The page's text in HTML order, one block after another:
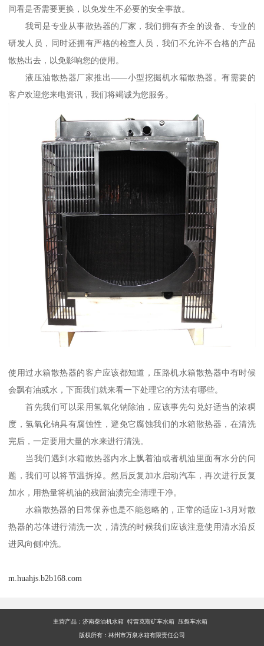
间看是否需要更换，以免发生不必要的安全事故。
我司是专业从事散热器的厂家，我们拥有齐全的设备、专业的
研发人员，同时还拥有严格的检查人员，我们不允许不合格的产品
散热出去，以免影响您的使用。
液压油散热器厂家推出——小型挖掘机水箱散热器。有需要的
客户欢迎您来电资讯，我们将竭诚为您服务。
使用过水箱散热器的客户应该都知道，压路机水箱散热器中有时候
会飘有油或水，下面我们就来看一下处理它的方法有哪些。
首先我们可以采用氢氧化钠除油，应该事先勾兑好适当的浓稠
度，氢氧化钠具有腐蚀性，避免它腐蚀我们的水箱散热器，在清洗
完后，一定要用大量的水来进行清洗。
当我们遇到水箱散热器内水上飘着油或者机油里面有水分的问
题，我们可以将节温拆掉。然后反复加水启动汽车，再次进行反复
加水，用热量将机油的残留油渍完全清理干净。
水箱散热器的日常保养也是不能忽略的，正常的适应1-3月对散
热器的芯体进行清洗一次，清洗的时候我们应该注意使用清水沿反
进风向侧冲洗。
m.huahjs.b2b168.com
主营产品： 济南柴油机水箱 特雷克斯矿车水箱 压裂车水箱
版权所有：林州市万泉水箱有限责任公司